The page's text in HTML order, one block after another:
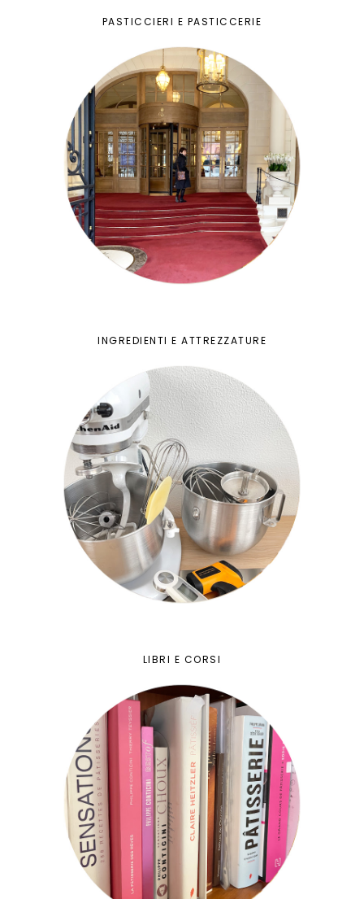
PASTICCIERI E PASTICCERIE
INGREDIENTI E ATTREZZATURE
LIBRI E CORSI